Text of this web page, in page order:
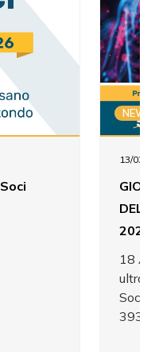
NEWS
13/03/
2026
18
Soci:
393